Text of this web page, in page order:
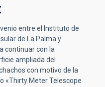
entre el Instituto de
de La Palma y
continuar con la
ampliada del
con motivo de la
«Thirty Meter Telescope